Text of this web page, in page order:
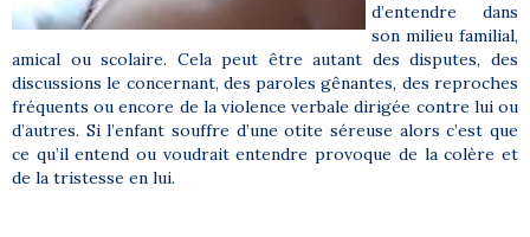
d’entendre dans
son milieu familial,
amical ou scolaire. Cela peut être autant des disputes, des
discussions le concernant, des paroles gênantes, des reproches
fréquents ou encore de la violence verbale dirigée contre lui ou
d’autres. Si l’enfant souffre d’une otite séreuse alors c’est que
ce qu’il entend ou voudrait entendre provoque de la colère et
de la tristesse en lui.